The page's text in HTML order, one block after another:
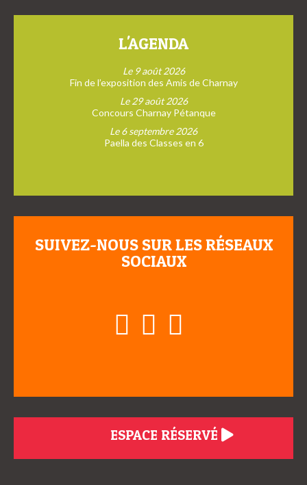
L'AGENDA
Le 9 août 2026
Fin de l’exposition des Amis de Charnay
Le 29 août 2026
Concours Charnay Pétanque
Le 6 septembre 2026
Paella des Classes en 6
SUIVEZ-NOUS SUR LES RÉSEAUX
SOCIAUX
ESPACE RÉSERVÉ